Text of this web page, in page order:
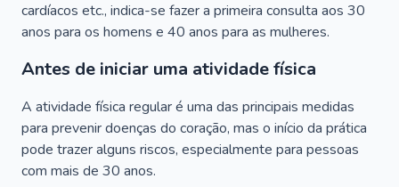
cardíacos etc., indica-se fazer a primeira consulta aos 30
anos para os homens e 40 anos para as mulheres.
Antes de iniciar uma atividade física
A atividade física regular é uma das principais medidas
para prevenir doenças do coração, mas o início da prática
pode trazer alguns riscos, especialmente para pessoas
com mais de 30 anos.